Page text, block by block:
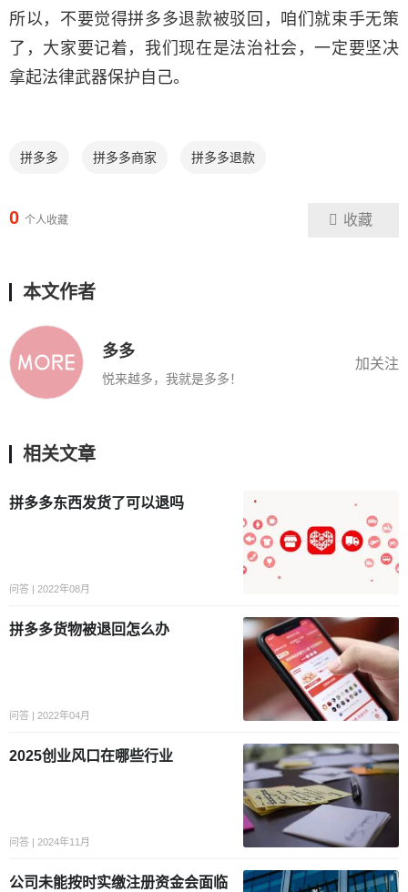
所以，不要觉得拼多多退款被驳回，咱们就束手无策
了，大家要记着，我们现在是法治社会，一定要坚决
拿起法律武器保护自己。
拼多多 拼多多商家 拼多多退款
0 个人收藏 收藏
本文作者
多多
悦来越多，我就是多多！
加关注
相关文章
拼多多东西发货了可以退吗
问答 | 2022年08月
拼多多货物被退回怎么办
问答 | 2022年04月
2025创业风口在哪些行业
问答 | 2024年11月
公司未能按时实缴注册资金会面临